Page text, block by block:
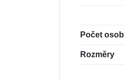
Počet osob
Rozměry